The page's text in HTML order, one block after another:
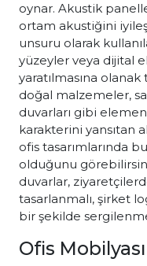
oynar. Akustik
ortam akustiğini
unsuru olarak
yüzeyler veya dijital
yaratılmasına olanak
doğal malzemeler,
duvarları gibi
karakterini yansıtan
ofis tasarımlarında
olduğunu
duvarlar,
tasarlanmalı, şirket
bir şekilde
Ofis